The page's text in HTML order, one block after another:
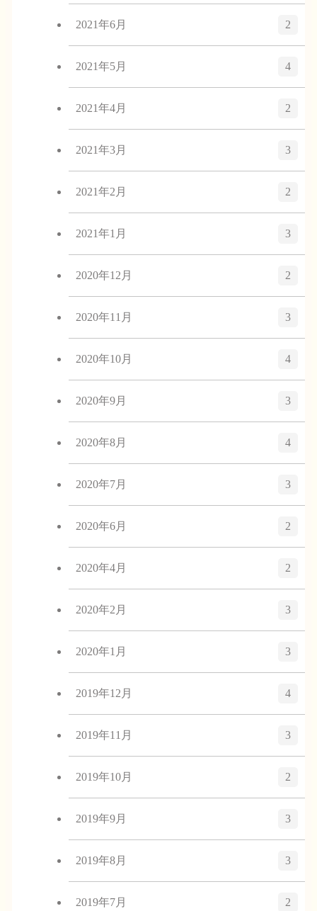
2021年6月 2
2021年5月 4
2021年4月 2
2021年3月 3
2021年2月 2
2021年1月 3
2020年12月 2
2020年11月 3
2020年10月 4
2020年9月 3
2020年8月 4
2020年7月 3
2020年6月 2
2020年4月 2
2020年2月 3
2020年1月 3
2019年12月 4
2019年11月 3
2019年10月 2
2019年9月 3
2019年8月 3
2019年7月 2